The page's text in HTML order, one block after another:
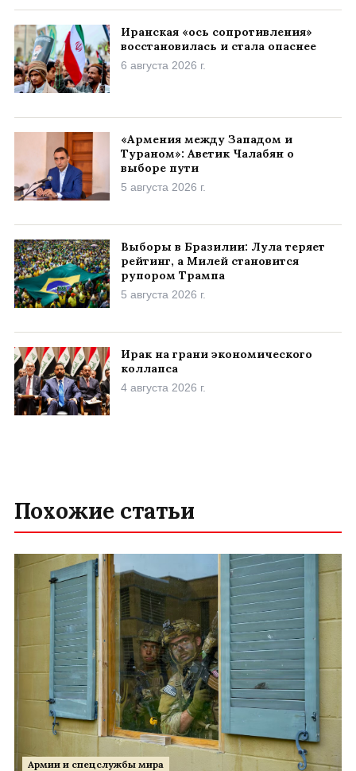
Иранская «ось сопротивления»
восстановилась и стала опаснее
6 августа 2026 г.
«Армения между Западом и
Тураном»: Аветик Чалабян о
выборе пути
5 августа 2026 г.
Выборы в Бразилии: Лула теряет
рейтинг, а Милей становится
рупором Трампа
5 августа 2026 г.
Ирак на грани экономического
коллапса
4 августа 2026 г.
Похожие статьи
Армии и спецслужбы мира